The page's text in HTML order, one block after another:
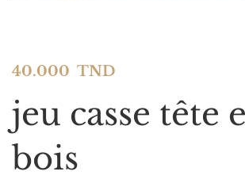
40.000 TND
jeu casse tête
bois